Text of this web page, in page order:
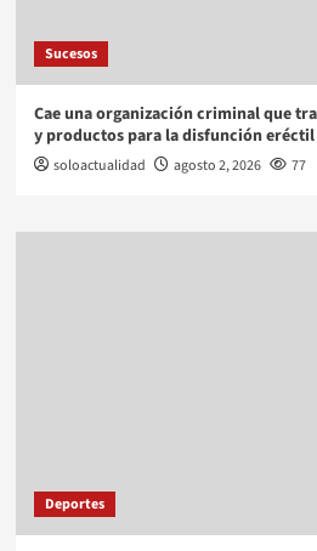
Sucesos
Cae una organización criminal que
y productos para la disfunción eréctil
soloactualidad agosto 2, 2026 77
Deportes